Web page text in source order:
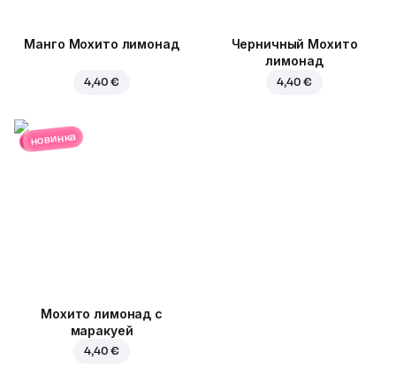
Манго Мохито лимонад
4,40 €
Черничный Мохито
лимонад
4,40 €
новинка
Мохито лимонад с
маракуей
4,40 €